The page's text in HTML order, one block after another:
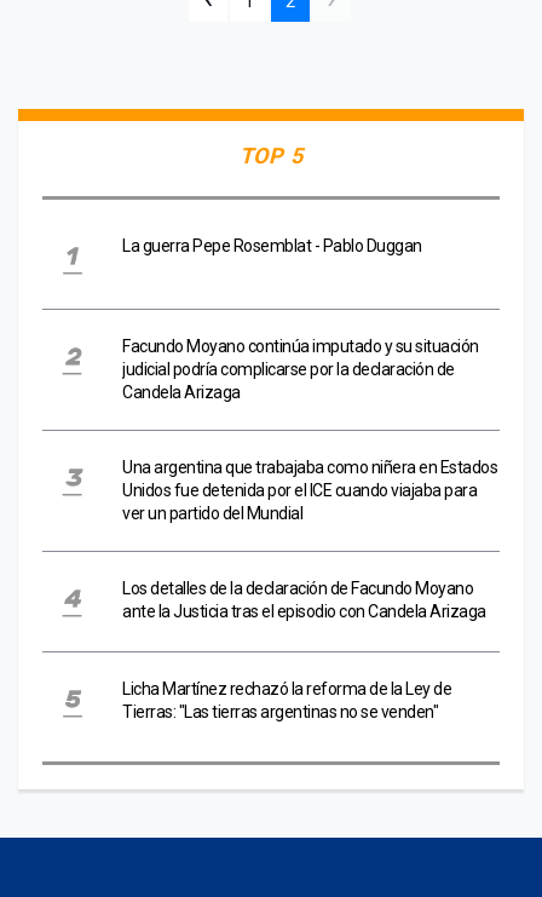
TOP 5
La guerra Pepe Rosemblat - Pablo Duggan
Facundo Moyano continúa imputado y su situación
judicial podría complicarse por la declaración de
Candela Arizaga
Una argentina que trabajaba como niñera en Estados
Unidos fue detenida por el ICE cuando viajaba para
ver un partido del Mundial
Los detalles de la declaración de Facundo Moyano
ante la Justicia tras el episodio con Candela Arizaga
Licha Martínez rechazó la reforma de la Ley de
Tierras: "Las tierras argentinas no se venden"